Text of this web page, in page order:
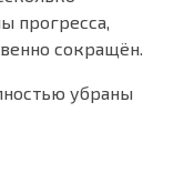
прогресса,
сокращён.
убраны